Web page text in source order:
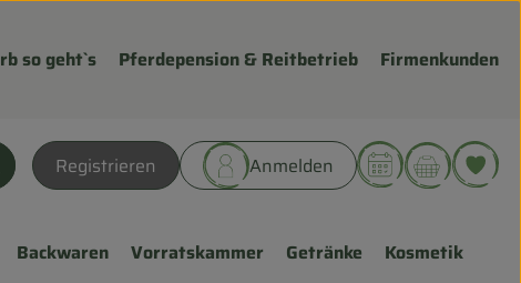
so geht`s Pferdepension & Reitbetrieb Firmenkunden
Registrieren Anmelden
Backwaren Vorratskammer Getränke Kosmetik